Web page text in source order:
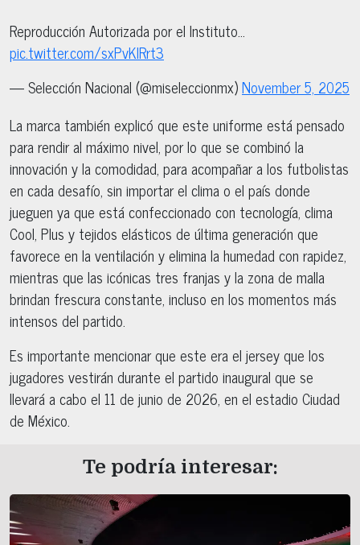
Reproducción Autorizada por el Instituto…
pic.twitter.com/sxPvKlRrt3
— Selección Nacional (@miseleccionmx)November 5, 2025
La marca también explicó que este uniforme está pensado
para rendir al máximo nivel, por lo que se combinó la
innovación y la comodidad, para acompañar a los futbolistas
en cada desafío, sin importar el clima o el país donde
jueguen ya que está confeccionado con tecnología, clima
Cool, Plus y tejidos elásticos de última generación que
favorece en la ventilación y elimina la humedad con rapidez,
mientras que las icónicas tres franjas y la zona de malla
brindan frescura constante, incluso en los momentos más
intensos del partido.
Es importante mencionar que este era el jersey que los
jugadores vestirán durante el partido inaugural que se
llevará a cabo el 11 de junio de 2026, en el estadio Ciudad
de México.
Te podría interesar: